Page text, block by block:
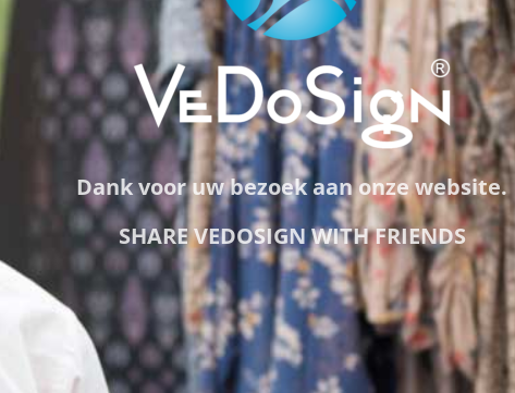
Dank voor uw bezoek aan onze website.
SHARE VEDOSIGN WITH FRIENDS